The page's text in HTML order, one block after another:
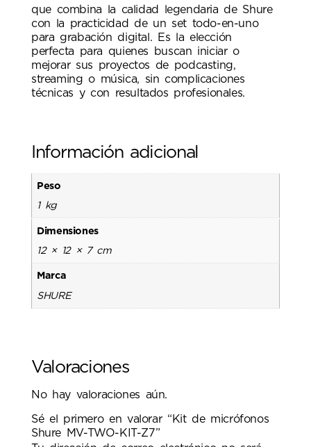
que combina la calidad legendaria de Shure
con la practicidad de un set todo-en-uno
para grabación digital. Es la elección
perfecta para quienes buscan iniciar o
mejorar sus proyectos de podcasting,
streaming o música, sin complicaciones
técnicas y con resultados profesionales.
Información adicional
Peso
1 kg
Dimensiones
12 × 12 × 7 cm
Marca
SHURE
Valoraciones
No hay valoraciones aún.
Sé el primero en valorar “Kit de micrófonos
Shure MV-TWO-KIT-Z7”